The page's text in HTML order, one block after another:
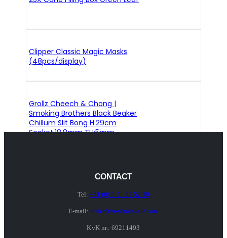
Clipper Classic Magic Masks
(48pcs/display)
Grollz Cheech & Chong |
Smoking Brothers Black Beaker
Chillum Slit Bong H:29cm
Socket:18.8mm TH:5mm
CONTACT
Tel: +31 (0) 6 51 33 52 30
E-mail: order@sr-wholesale.com
KvK nr.: 69211493